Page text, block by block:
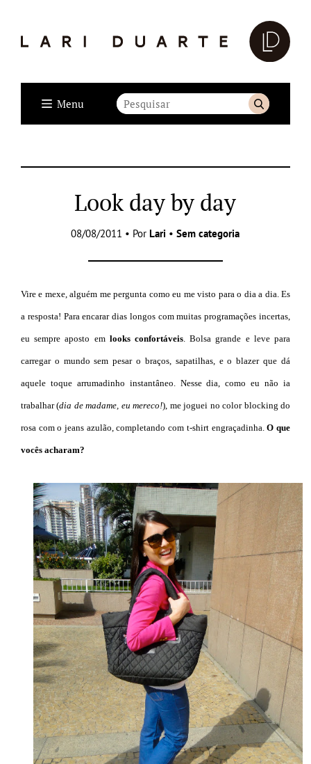
Menu
Look day by day
08/08/2011 • PorLari •Sem categoria
Vire e mexe,alguém me pergunta como eu me visto para o dia a dia. Es
a resposta! Para encarar dias longos com muitas programações incertas,
eu sempre aposto em looks confortáveis . Bolsa grande e leve para
carregar o mundo sem pesar o braços, sapatilhas, e o blazer que dá
aquele toque arrumadinho instantâneo. Nesse dia, como eu não ia
trabalhar (dia de madame, eu mereco!), me joguei no color blocking do
rosa com o jeans azulão, completando com t-shirt engraçadinha.O que
vocês acharam?